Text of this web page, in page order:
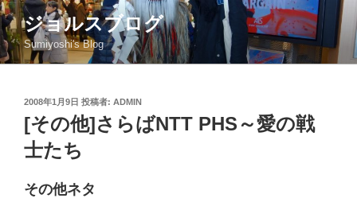
コ
ン
テ
ン
ジョルスブログ
Sumiyoshi's Blog
投
稿
日:
2008年1月9日 投稿者: ADMIN
[その他]さらばNTT PHS～愛の戦
士たち
その他ネタ